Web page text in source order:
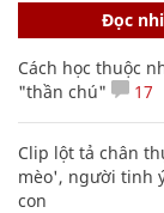
Đọc
Cách học thuộc
"thần chú"
17
Clip lột tả chân
mèo', người tinh
con